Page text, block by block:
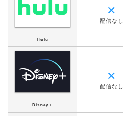
Hulu
✕
配信なし
Disney＋
✕
配信なし